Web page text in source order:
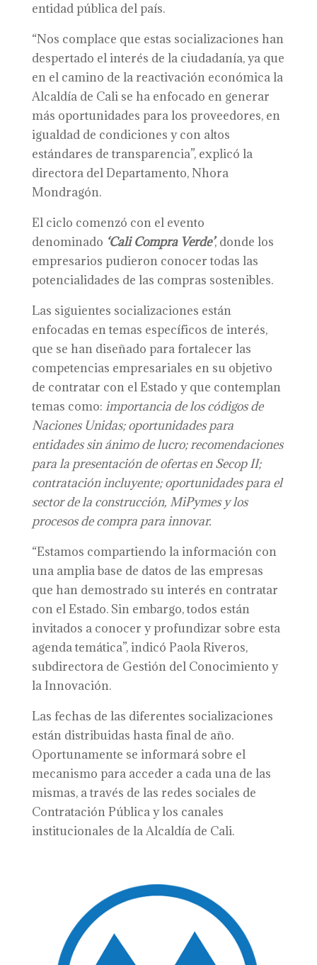
entidad pública del país.
“Nos complace que estas socializaciones han
despertado el interés de la ciudadanía, ya que
en el camino de la reactivación económica la
Alcaldía de Cali se ha enfocado en generar
más oportunidades para los proveedores, en
igualdad de condiciones y con altos
estándares de transparencia”, explicó la
directora del Departamento, Nhora
Mondragón.
El ciclo comenzó con el evento
denominado ‘Cali Compra Verde’, donde los
empresarios pudieron conocer todas las
potencialidades de las compras sostenibles.
Las siguientes socializaciones están
enfocadas en temas específicos de interés,
que se han diseñado para fortalecer las
competencias empresariales en su objetivo
de contratar con el Estado y que contemplan
temas como: importancia de los códigos de
Naciones Unidas; oportunidades para
entidades sin ánimo de lucro; recomendaciones
para la presentación de ofertas en Secop II;
contratación incluyente; oportunidades para el
sector de la construcción, MiPymes y los
procesos de compra para innovar.
“Estamos compartiendo la información con
una amplia base de datos de las empresas
que han demostrado su interés en contratar
con el Estado. Sin embargo, todos están
invitados a conocer y profundizar sobre esta
agenda temática”, indicó Paola Riveros,
subdirectora de Gestión del Conocimiento y
la Innovación.
Las fechas de las diferentes socializaciones
están distribuidas hasta final de año.
Oportunamente se informará sobre el
mecanismo para acceder a cada una de las
mismas, a través de las redes sociales de
Contratación Pública y los canales
institucionales de la Alcaldía de Cali.